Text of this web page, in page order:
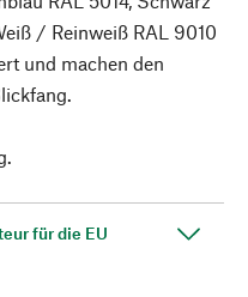
/ Reinweiß RAL 9010
und machen den
für die EU